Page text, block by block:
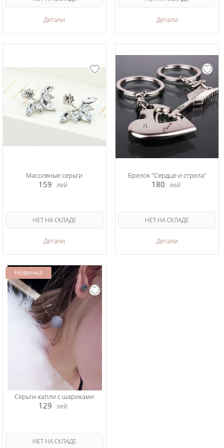
Детали Детали
Массивные серьги
159 лей
Детали
НЕТ НА СКЛАДЕ
Брелок "Сердце и стрела"
180 лей
Детали
НЕТ НА СКЛАДЕ
Серьги-капли с шариками
129 лей
НЕТ НА СКЛАДЕ